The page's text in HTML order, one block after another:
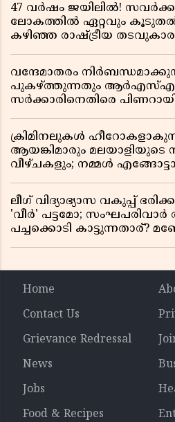
47 വർഷം ജയിലിൽ!
ലോകത്തിൽ ഏറ്റവും കൂടുതൽ
കഴിഞ്ഞ രാഷ്ട്രീയ
വന്ദേമാതരം
പുകഴ്ത്തുന്നതും
സർക്കാരിനെതിരെ
ക്രിമിനലുകൾ
ആയങ്കിമാരും മലയാളിയുടെ
വീഴ്ചകളും; നമ്മൾ
ലീഗ് വിദ്യാഭ്യാസ വകുപ്പ്
'വീർ' പട്ടമോ;
പച്ചക്കൊടി കാട്ടുന്നതാര്?
Home
Contact Us
Grievance Redressal
News
Jobs
Food & Recipes